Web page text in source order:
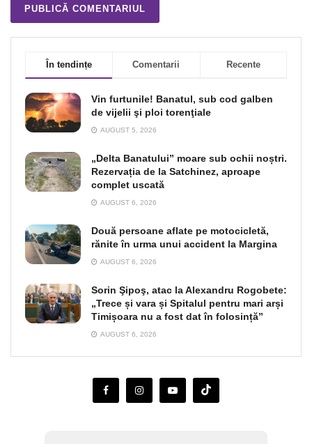
În tendințe Comentarii Recente
Vin furtunile! Banatul, sub cod galben
de vijelii şi ploi torenţiale
AUGUST 5, 2026
„Delta Banatului” moare sub ochii noștri.
Rezervația de la Satchinez, aproape
complet uscată
AUGUST 6, 2026
Două persoane aflate pe motocicletă,
rănite în urma unui accident la Margina
AUGUST 6, 2026
Sorin Şipoş, atac la Alexandru Rogobete:
„Trece și vara și Spitalul pentru mari arși
Timișoara nu a fost dat în folosință”
AUGUST 6, 2026